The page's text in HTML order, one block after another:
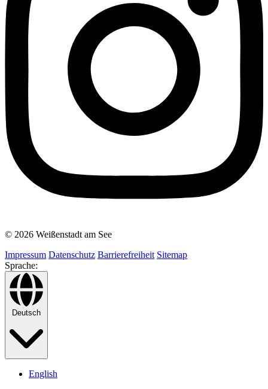
© 2026 Weißenstadt am See
Impressum Datenschutz Barrierefreiheit Sitemap
Sprache:
Deutsch
English